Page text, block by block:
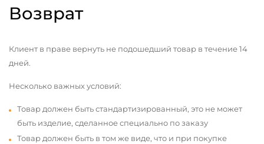
Возврат
Клиент в праве вернуть не подошедший товар в течение 14
дней.
Несколько важных условий:
Товар должен быть стандартизированный, это не может
быть изделие, сделанное специально по заказу
Товар должен быть в том же виде, что и при покупке